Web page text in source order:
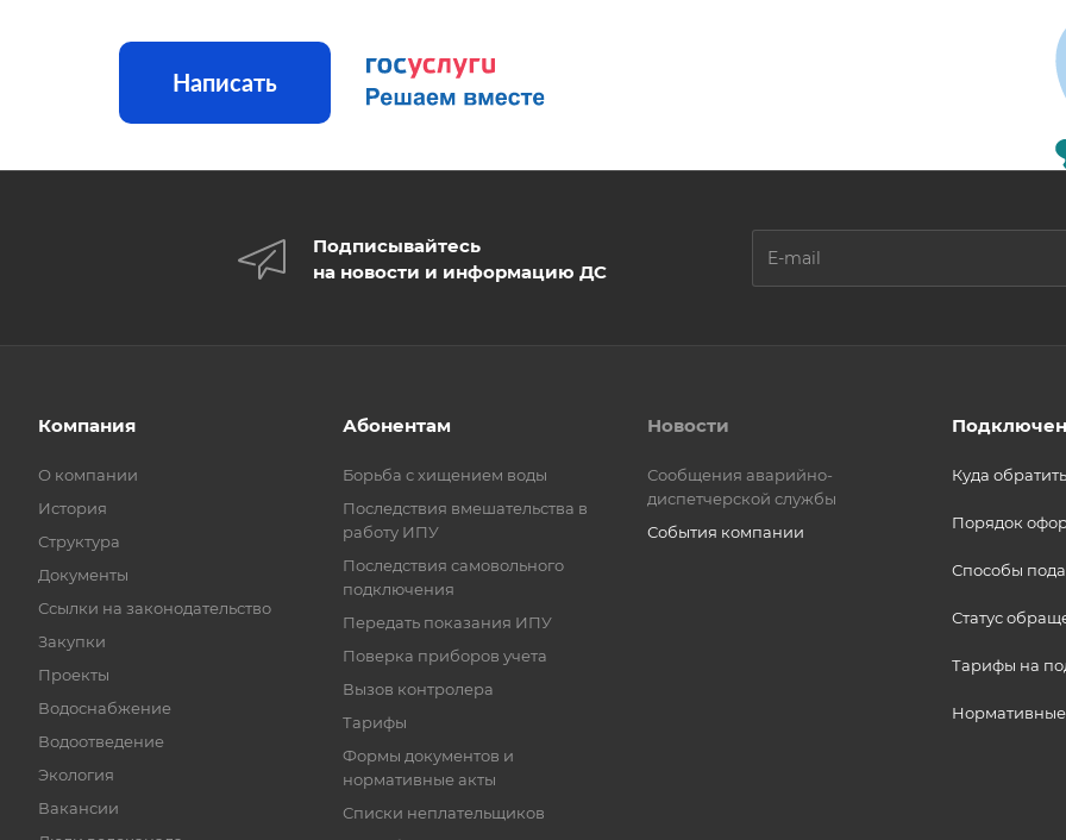
Написать
Подписывайтесь
на новости и информацию ДС
Компания
О компании
История
Структура
Документы
Ссылки на законодательство
Закупки
Проекты
Водоснабжение
Водоотведение
Экология
Вакансии
Абонентам
Борьба с хищением воды
Последствия вмешательства в
работу ИПУ
Последствия самовольного
подключения
Передать показания ИПУ
Поверка приборов учета
Вызов контролера
Тарифы
Формы документов и
нормативные акты
Списки неплательщиков
Новости
Сообщения аварийно-
диспетчерской службы
События компании
Куда
Порядок
Способы
Статус
Тарифы на